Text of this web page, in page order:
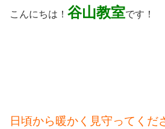
こんにちは！ 谷山教室です！
日頃から暖かく見守ってくだ